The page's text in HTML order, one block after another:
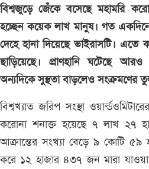
বিশ্বজুড়ে জেঁকে বসেছে মহামরি
হচ্ছেন কয়েক লাখ মানুষ। গত
দেহে হানা দিয়েছে ভাইরাসটি।
ছাড়িয়েছে। প্রাণহানি ঘটেছে
অন্যদিকে সুস্থতা বাড়লেও সংক্রমণের
বিশ্বখ্যাত জরিপ সংস্থা
করোনা শনাক্ত হয়েছে ৭ লাখ ২৭
আক্রান্তের সংখ্যা বেড়ে ৯ কোটি
করে ১২ হাজার ৪৩৭ জন মারা